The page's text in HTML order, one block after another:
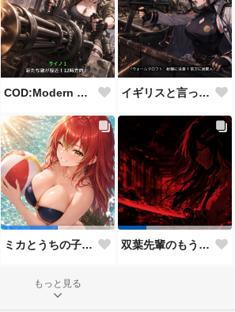
COD:Modern Warfare 3 "Goalpost" イギリスと言ったらこれだよな
ミカとうちの子8人目 双葉先輩のもう一つの顔３
もっと見る